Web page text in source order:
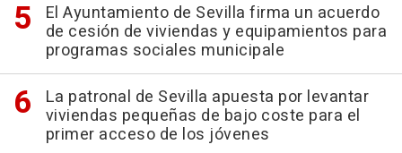
El Ayuntamiento de Sevilla firma un acuerdo
de cesión de viviendas y equipamientos para
programas sociales municipale
La patronal de Sevilla apuesta por levantar
viviendas pequeñas de bajo coste para el
primer acceso de los jóvenes